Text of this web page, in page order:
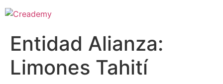
Entidad Alianza:
Limones Tahití